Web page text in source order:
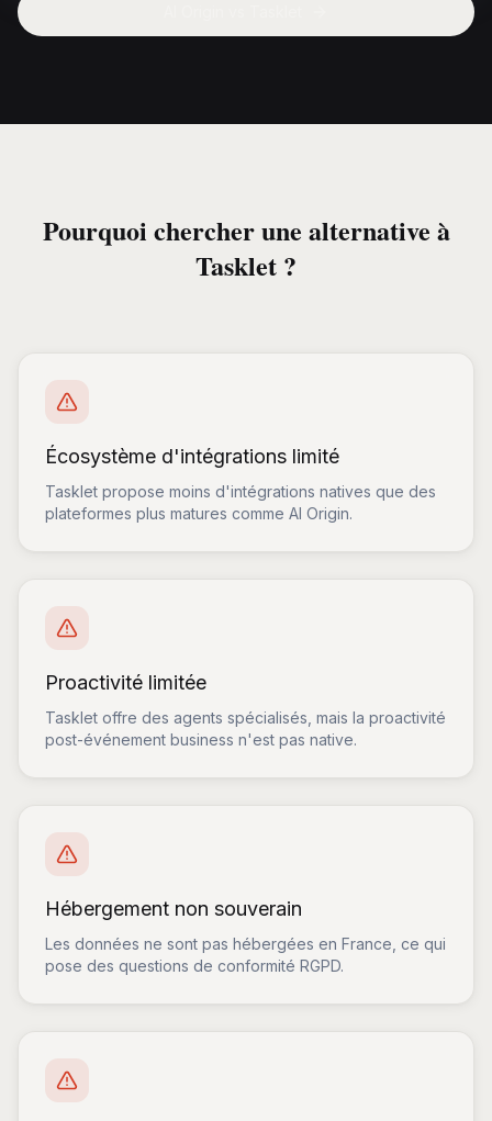
Pourquoi chercher une alternative à
Tasklet ?
Écosystème d'intégrations limité
Tasklet propose moins d'intégrations natives que des
plateformes plus matures comme AI Origin.
Proactivité limitée
Tasklet offre des agents spécialisés, mais la proactivité
post-événement business n'est pas native.
Hébergement non souverain
Les données ne sont pas hébergées en France, ce qui
pose des questions de conformité RGPD.